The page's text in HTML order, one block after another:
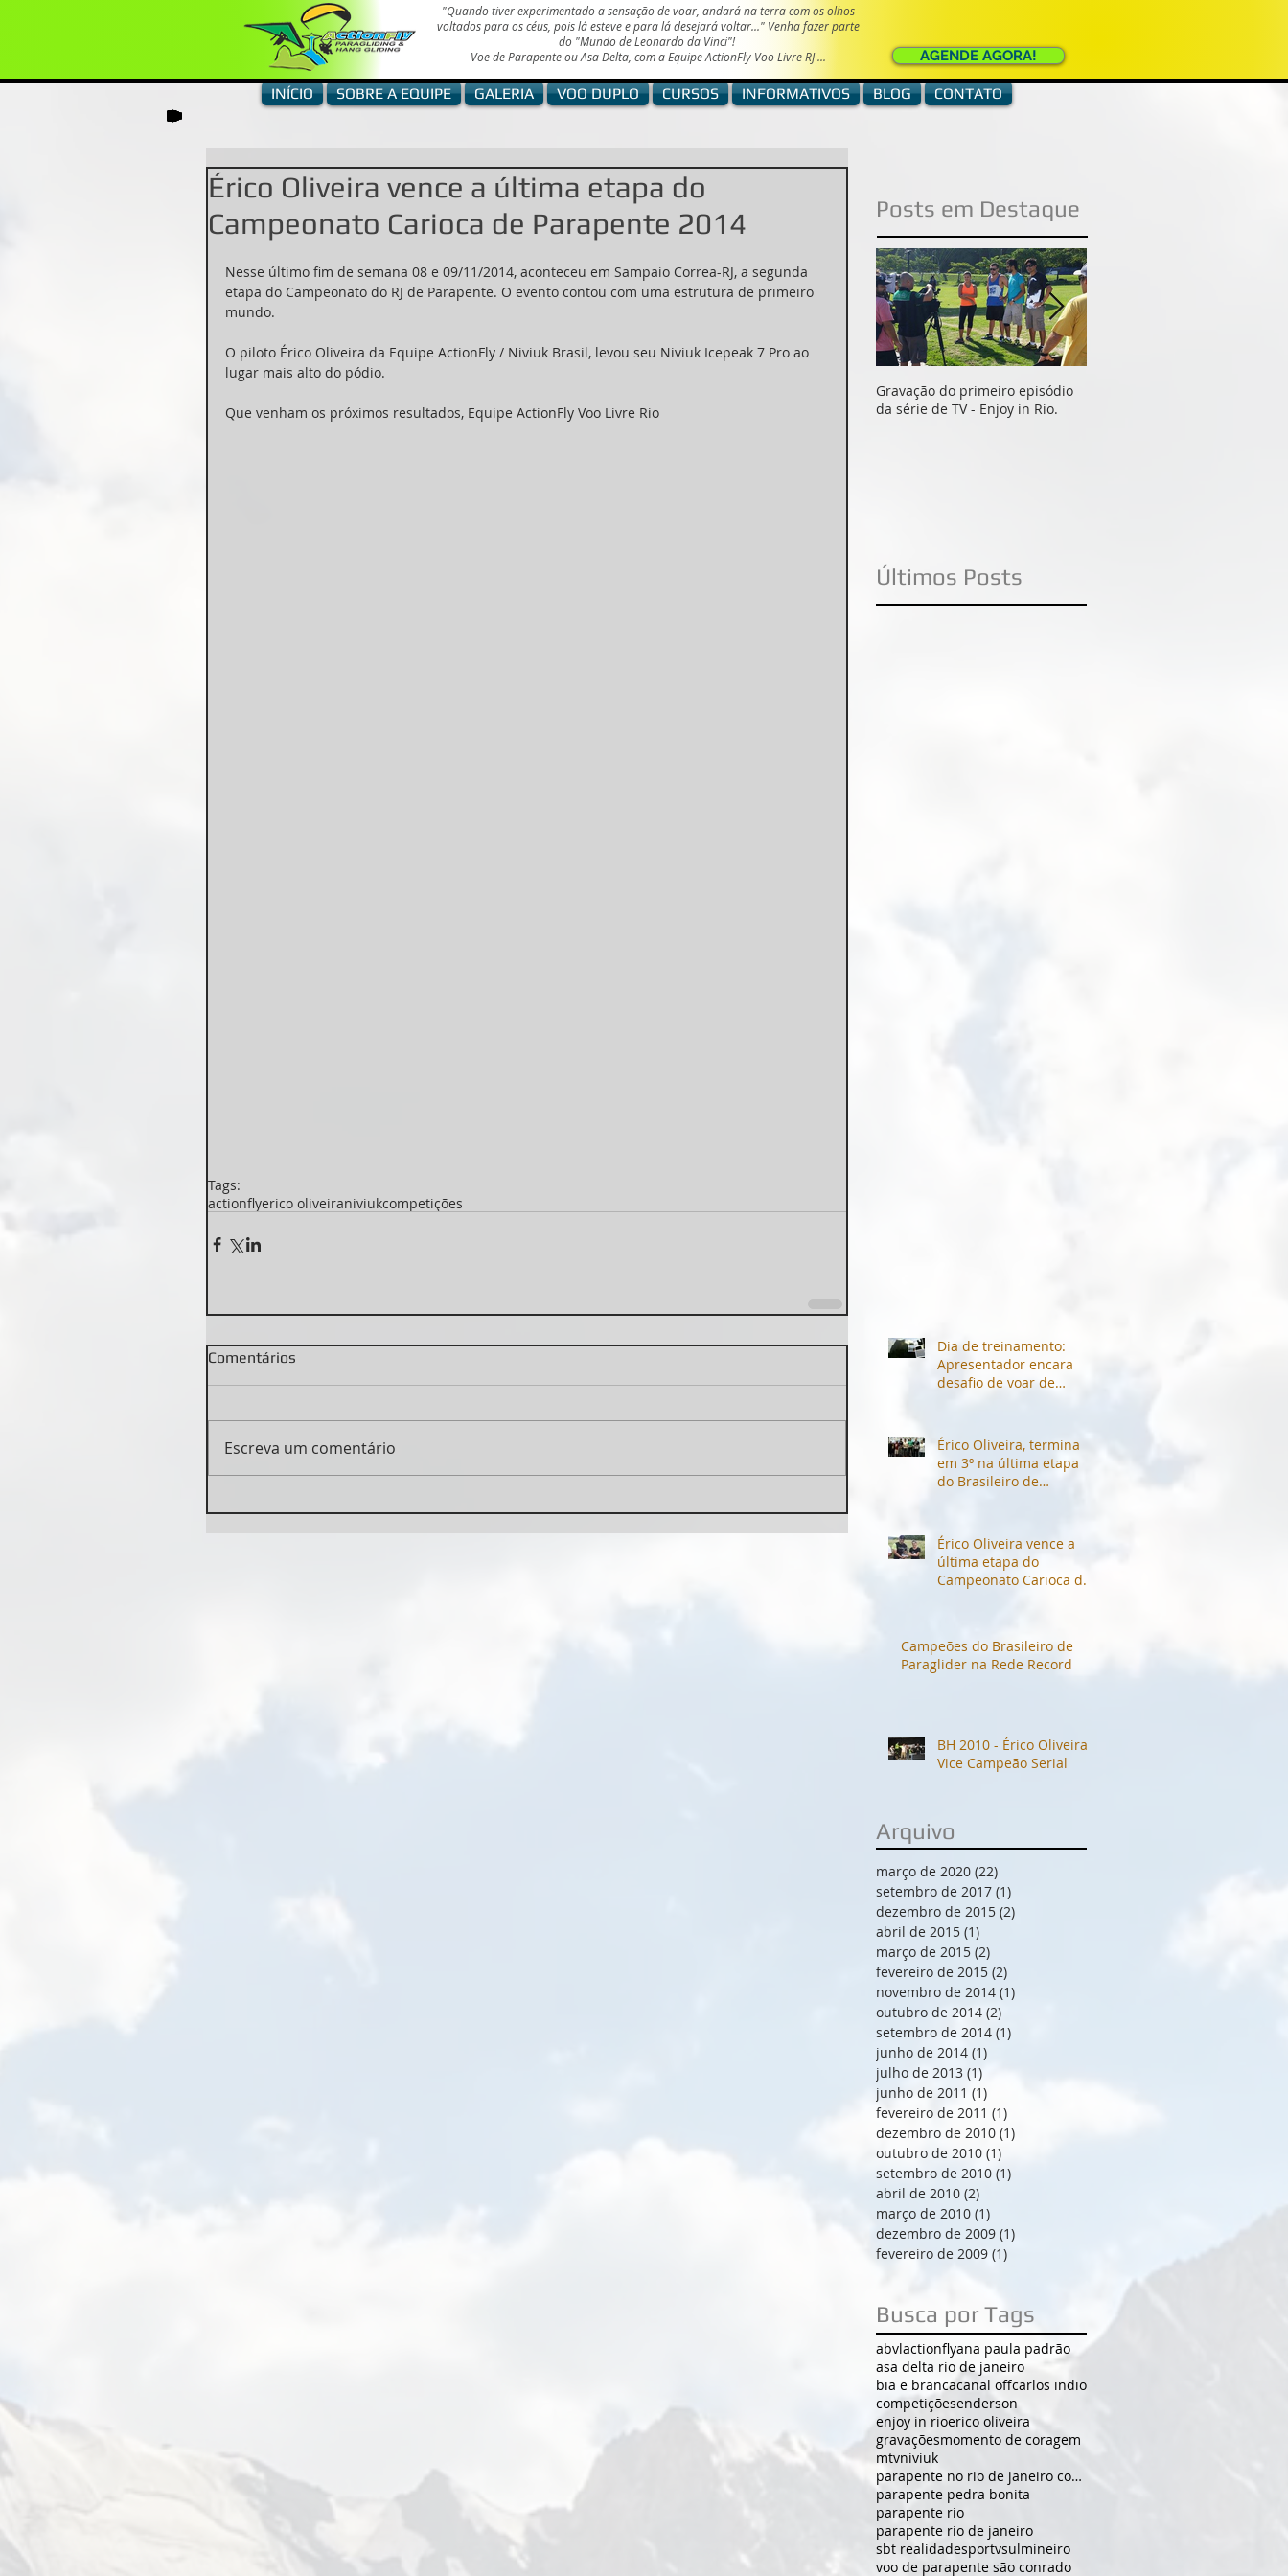
"Quando tiver experimentado a sensação de voar, andará na terra com os olhos
voltados para os céus, pois lá esteve e para lá desejará voltar..." Venha fazer parte
do "Mundo deLeonardo da Vinci"!
Voe de Parapente ou Asa Delta, com a Equipe ActionFly Voo Livre RJ ...
AGENDE AGORA!
INÍCIO SOBRE A EQUIPE GALERIA VOO DUPLO CURSOS INFORMATIVOS BLOG CONTATO
Érico Oliveira vence a última etapa do
Campeonato Carioca de Parapente 2014
Nesse último fim de semana 08 e 09/11/2014, aconteceu em Sampaio Correa-RJ, a segunda
etapa do Campeonato do RJ de Parapente. O evento contou com uma estrutura de primeiro
mundo.
O piloto Érico Oliveira da Equipe ActionFly / Niviuk Brasil, levou seu Niviuk Icepeak 7 Pro ao
lugar mais alto do pódio.
Que venham os próximos resultados, Equipe ActionFly Voo Livre Rio
Tags:
actionflyerico oliveiraniviukcompetições
Comentários
Escreva um comentário
Posts em Destaque
Gravação do primeiro episódio
da série de TV - Enjoy in Rio.
Últimos Posts
Dia de treinamento:
Apresentador encara
desafio de voar de
Voo Livre.
Érico Oliveira, termina
em 3º na última etapa
do Brasileiro de
Érico Oliveira vence a
última etapa do
Campeonato Carioca de
Campeões do Brasileiro de
Paraglider na Rede Record
​BH 2010 - Érico Oliveira -
Vice Campeão Serial
Arquivo
março de 2020 (22)
setembro de 2017 (1)
dezembro de 2015 (2)
abril de 2015 (1)
março de 2015 (2)
fevereiro de 2015 (2)
novembro de 2014 (1)
outubro de 2014 (2)
setembro de 2014 (1)
junho de 2014 (1)
julho de 2013 (1)
junho de 2011 (1)
fevereiro de 2011 (1)
dezembro de 2010 (1)
outubro de 2010 (1)
setembro de 2010 (1)
abril de 2010 (2)
março de 2010 (1)
dezembro de 2009 (1)
fevereiro de 2009 (1)
Busca por Tags
abvlactionflyana paula padrão
asa delta rio de janeiro
bia e brancacanal offcarlos indio
competiçõesenderson
enjoy in rioerico oliveira
gravaçõesmomento de coragem
mtvniviuk
parapente no rio de janeiro com campeão
parapente pedra bonita
parapente rio
parapente rio de janeiro
sbt realidadesportvsulmineiro
voo de parapente são conrado